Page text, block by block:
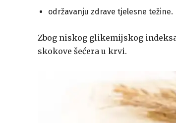
održavanju zdrave tjelesne težine.
Zbog niskog glikemijskog
skokove šećera u krvi.